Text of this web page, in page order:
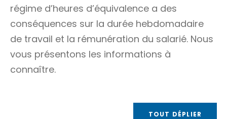
régime d’heures d’équivalence a des
conséquences sur la durée hebdomadaire
de travail et la rémunération du salarié. Nous
vous présentons les informations à
connaître.
TOUT DÉPLIER